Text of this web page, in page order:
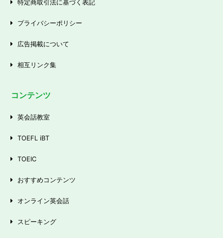
特定商取引法に基づく表記
プライバシーポリシー
広告掲載について
相互リンク集
コンテンツ
英会話教室
TOEFL iBT
TOEIC
おすすめコンテンツ
オンライン英会話
スピーキング